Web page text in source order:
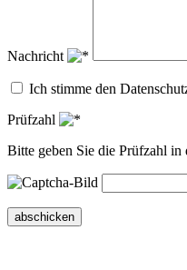
Nachricht
Ich stimme den
Prüfzahl
Bitte geben Sie die Prüfzahl in
abschicken